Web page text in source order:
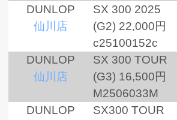
DUNLOP
仙川店
SX 300 2025
(G2) 22,000円
c25100152c
DUNLOP
仙川店
SX 300 TOUR
(G3) 16,500円
M2506033M
DUNLOP
SX300 TOUR